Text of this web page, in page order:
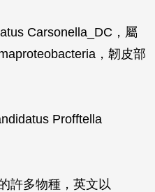
Carsonella_ DC，屬
，韌皮部
Profftella
許多物種，英文以